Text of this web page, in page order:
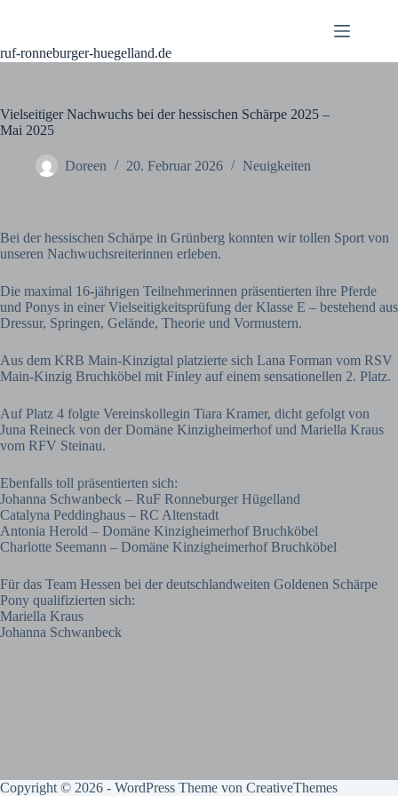
ruf-ronneburger-huegelland.de
Vielseitiger Nachwuchs bei der hessischen Schärpe 2025 –
Mai 2025
Doreen 20. Februar 2026 Neuigkeiten
Bei der hessischen Schärpe in Grünberg konnten wir tollen Sport von
unseren Nachwuchsreiterinnen erleben.
Die maximal 16-jährigen Teilnehmerinnen präsentierten ihre Pferde
und Ponys in einer Vielseitigkeitsprüfung der Klasse E – bestehend aus
Dressur, Springen, Gelände, Theorie und Vormustern.
Aus dem KRB Main-Kinzigtal platzierte sich Lana Forman vom RSV
Main-Kinzig Bruchköbel mit Finley auf einem sensationellen 2. Platz.
Auf Platz 4 folgte Vereinskollegin Tiara Kramer, dicht gefolgt von
Juna Reineck von der Domäne Kinzigheimerhof und Mariella Kraus
vom RFV Steinau.
Ebenfalls toll präsentierten sich:
Johanna Schwanbeck – RuF Ronneburger Hügelland
Catalyna Peddinghaus – RC Altenstadt
Antonia Herold – Domäne Kinzigheimerhof Bruchköbel
Charlotte Seemann – Domäne Kinzigheimerhof Bruchköbel
Für das Team Hessen bei der deutschlandweiten Goldenen Schärpe
Pony qualifizierten sich:
Mariella Kraus
Johanna Schwanbeck
Copyright © 2026 - WordPress Theme von CreativeThemes